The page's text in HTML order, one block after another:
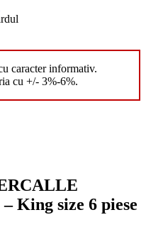
caracter informativ.
cu +/- 3%-6%.
King size 6 piese